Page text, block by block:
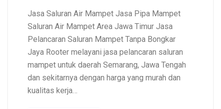
Jasa Saluran Air Mampet Jasa Pipa Mampet
Saluran Air Mampet Area Jawa Timur Jasa
Pelancaran Saluran Mampet Tanpa Bongkar
Jaya Rooter melayani jasa pelancaran saluran
mampet untuk daerah Semarang, Jawa Tengah
dan sekitarnya dengan harga yang murah dan
kualitas kerja…